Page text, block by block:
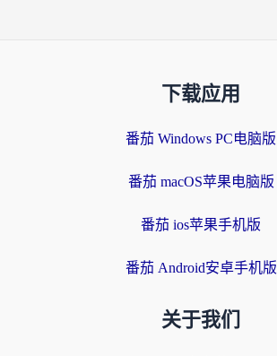
下载应用
番茄 Windows PC电脑版
番茄 macOS苹果电脑版
番茄 ios苹果手机版
番茄 Android安卓手机版
关于我们